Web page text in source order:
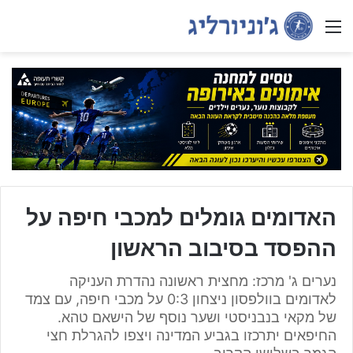
Menu
האדומים גומלים למכבי חיפה על
ההפסד בסיבוב הראשון
נערים ג' מרכז: מחצית ראשונה נהדרת העניקה
לאדומים בוולפסון ניצחון 0:3 על מכבי חיפה, עם צמד
של מקאי בנבניסטי ושער נוסף של הישאם טהא.
החיפאים יתרכזו בגביע המדינה ויצפו להגרלת חצי